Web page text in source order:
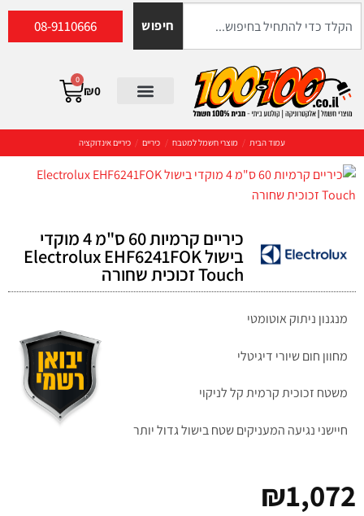
חיפוש 08-9110666
₪0
0
עמוד הבית / מוצרי חשמל למטבח / כיריים / כיריים אינדוקציה
כיריים קרמיות 60 ס"מ 4 מוקדי
בישול Electrolux EHF6241FOK
Touch זכוכית שחורה
מנגנון ניתוק אוטומטי
מחוון חום שיורי דיגיטלי
משטח זכוכית קרמית קל לניקוי
חיישני נגיעה המעניקים שטח בישול גדול יותר
₪1,072